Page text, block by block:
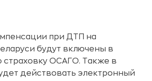
при ДТП на
будут включены в
ОСАГО. Также в
действовать электронный